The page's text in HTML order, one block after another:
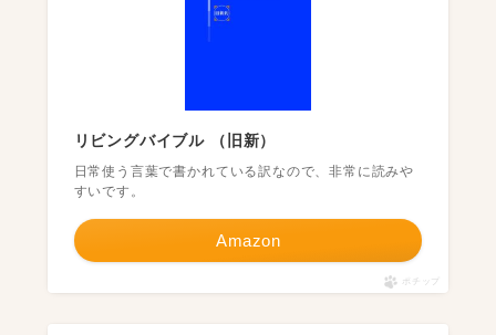
リビングバイブル （旧新）
日常使う言葉で書かれている訳なので、非常に読みや
すいです。
Amazon
ポチップ